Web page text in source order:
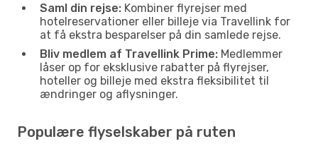
Saml din rejse: Kombiner flyrejser med
hotelreservationer eller billeje via Travellink for
at få ekstra besparelser på din samlede rejse.
Bliv medlem af Travellink Prime: Medlemmer
låser op for eksklusive rabatter på flyrejser,
hoteller og billeje med ekstra fleksibilitet til
ændringer og aflysninger.
Populære flyselskaber på ruten